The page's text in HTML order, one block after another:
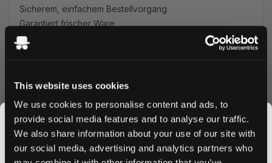
This website uses cookies
We use cookies to personalise content and ads, to
provide social media features and to analyse our traffic.
We also share information about your use of our site with
our social media, advertising and analytics partners who
Sicherem, einfachem Bestellvorgang
Garantiert frischer Ware
Warum VELO Mighty Peppermint?
gewährleistet eine angenehme Platzierung, während die
Stärke von 10,9mg auch erfahrene Nutzer zufriedenstellt.
Perfekt für alle, die von traditionellen Produkten
umsteigen oder ein Premium-Nikotinbeutel-Erlebnis